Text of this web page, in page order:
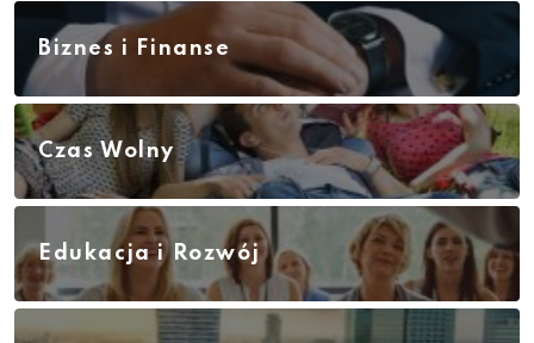
Biznes i Finanse
Czas Wolny
Edukacja i Rozwój